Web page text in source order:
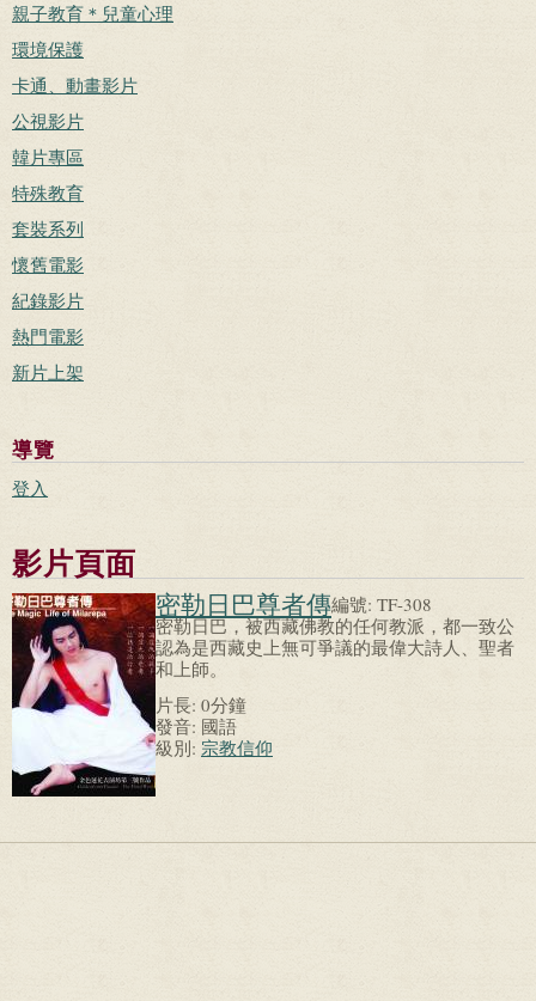
親子教育＊兒童心理
環境保護
卡通、動畫影片
公視影片
韓片專區
特殊教育
套裝系列
懷舊電影
紀錄影片
熱門電影
新片上架
導覽
登入
影片頁面
密勒日巴尊者傳編號: TF-308
密勒日巴，被西藏佛教的任何教派，都一致公
認為是西藏史上無可爭議的最偉大詩人、聖者
和上師。
片長: 0分鐘
發音: 國語
級別: 宗教信仰